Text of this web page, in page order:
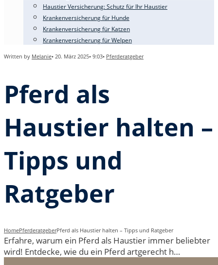
Haustier Versicherung: Schutz für Ihr Haustier
Krankenversicherung für Hunde
Krankenversicherung für Katzen
Krankenversicherung für Welpen
Written by Melanie• 20. März 2025• 9:03• Pferderatgeber
Pferd als
Haustier halten –
Tipps und
Ratgeber
HomePferderatgeberPferd als Haustier halten – Tipps und Ratgeber
Erfahre, warum ein Pferd als Haustier immer beliebter
wird! Entdecke, wie du ein Pferd artgerecht h…